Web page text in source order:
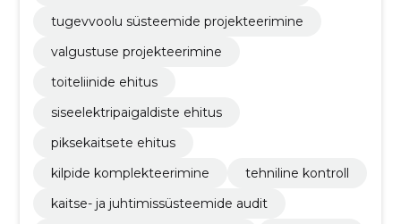
tugevvoolu süsteemide projekteerimine
valgustuse projekteerimine
toiteliinide ehitus
siseelektripaigaldiste ehitus
piksekaitsete ehitus
kilpide komplekteerimine
tehniline kontroll
kaitse- ja juhtimissüsteemide audit